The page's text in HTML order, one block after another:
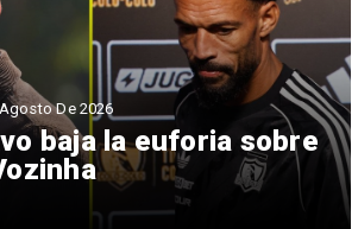
baja la euforia sobre
De 2026